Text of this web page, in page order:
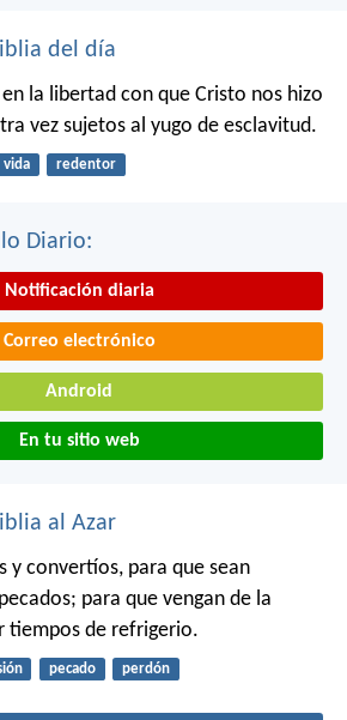
del día
la libertad con que Cristo nos hizo
vez sujetos al yugo de esclavitud.
vida redentor
Diario:
Notificación diaria
Correo electrónico
Android
En tu sitio web
al Azar
y convertíos, para que sean
para que vengan de la
tiempos de refrigerio.
pecado perdón